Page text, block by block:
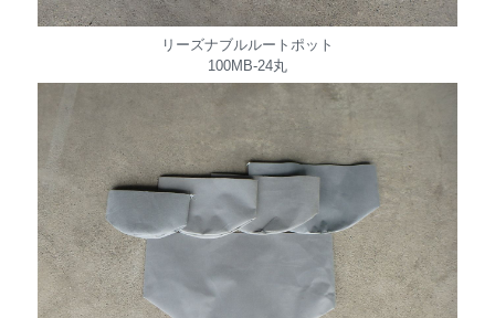
リーズナブルルートポット
100MB-24丸